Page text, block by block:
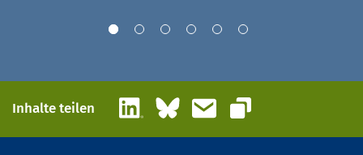
Inhalte teilen LinkedInBlueskyE-Mail
Link kopieren